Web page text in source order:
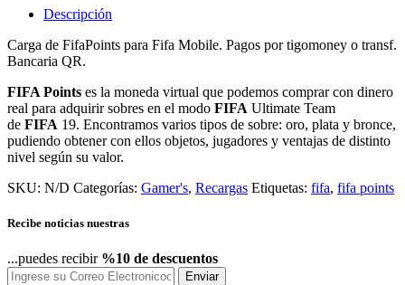
Descripción
Carga de FifaPoints para Fifa Mobile. Pagos por tigomoney o transf.
Bancaria QR.
FIFA Points es la moneda virtual que podemos comprar con dinero
real para adquirir sobres en el modo FIFA Ultimate Team
de FIFA 19. Encontramos varios tipos de sobre: oro, plata y bronce,
pudiendo obtener con ellos objetos, jugadores y ventajas de distinto
nivel según su valor.
SKU: N/D Categorías: Gamer's, Recargas Etiquetas: fifa, fifa points
Recibe noticias nuestras
...puedes recibir %10 de descuentos
Enviar